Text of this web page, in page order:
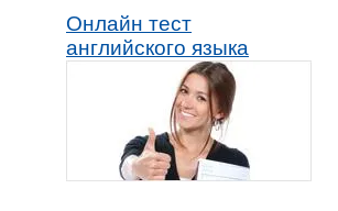
Онлайн тест
английского языка